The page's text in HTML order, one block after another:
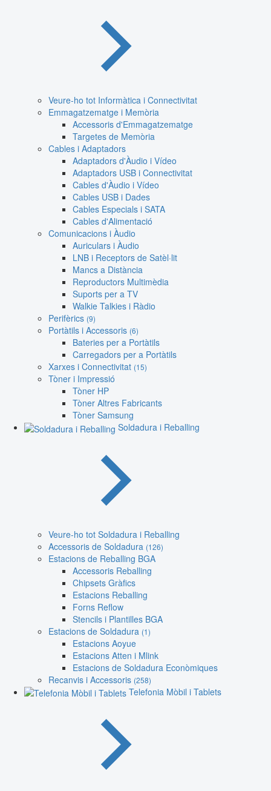
Veure-ho tot Informàtica i Connectivitat
Emmagatzematge i Memòria
Accessoris d'Emmagatzematge
Targetes de Memòria
Cables i Adaptadors
Adaptadors d'Àudio i Vídeo
Adaptadors USB i Connectivitat
Cables d'Àudio i Vídeo
Cables USB i Dades
Cables Especials i SATA
Cables d'Alimentació
Comunicacions i Àudio
Auriculars i Àudio
LNB i Receptors de Satèl·lit
Mancs a Distància
Reproductors Multimèdia
Suports per a TV
Walkie Talkies i Ràdio
Perifèrics (9)
Portàtils i Accessoris (6)
Bateries per a Portàtils
Carregadors per a Portàtils
Xarxes i Connectivitat (15)
Tòner i Impressió
Tòner HP
Tòner Altres Fabricants
Tòner Samsung
Soldadura i Reballing
Veure-ho tot Soldadura i Reballing
Accessoris de Soldadura (126)
Estacions de Reballing BGA
Accessoris Reballing
Chipsets Gràfics
Estacions Reballing
Forns Reflow
Stencils i Plantilles BGA
Estacions de Soldadura (1)
Estacions Aoyue
Estacions Atten i Mlink
Estacions de Soldadura Econòmiques
Recanvis i Accessoris (258)
Telefonia Mòbil i Tablets